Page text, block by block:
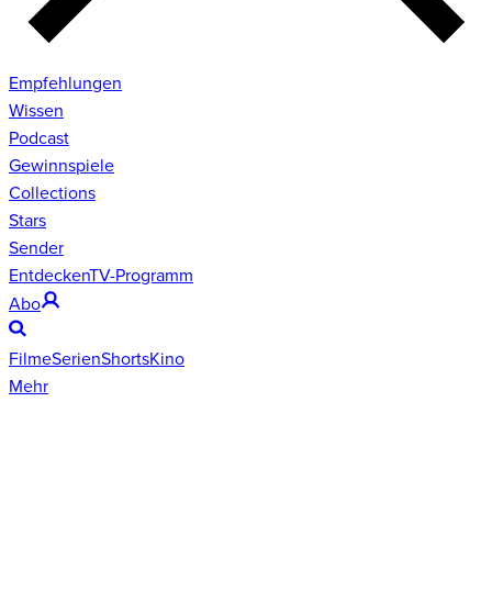
Empfehlungen
Wissen
Podcast
Gewinnspiele
Collections
Stars
Sender
EntdeckenTV-Programm
Abo
FilmeSerienShortsKino
Mehr